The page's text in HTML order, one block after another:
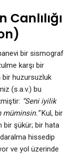
Canlılığı
bir sismograf
karşı bir
bir huzursuzluk
(s.a.v.) bu
“Seni iyilik
Kul, bir
bir şükür; bir hata
daralma hissedip
ve yol üzerinde